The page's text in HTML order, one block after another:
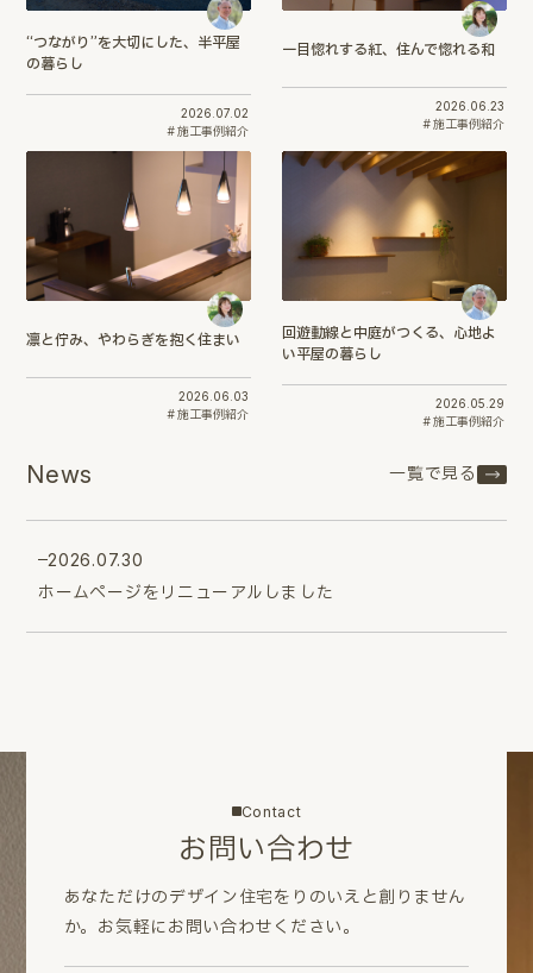
“つながり”を大切にした、半平屋
の暮らし
2026.07.02
施工事例紹介
一目惚れする紅、住んで惚れる和
2026.06.23
施工事例紹介
凛と佇み、やわらぎを抱く住まい
2026.06.03
施工事例紹介
回遊動線と中庭がつくる、心地よ
い平屋の暮らし
2026.05.29
施工事例紹介
News 一覧で見る
2026.07.30
ホームページをリニューアルしました
Contact
お問い合わせ
あなただけのデザイン住宅をりのいえと創りません
か。 お気軽にお問い合わせください。